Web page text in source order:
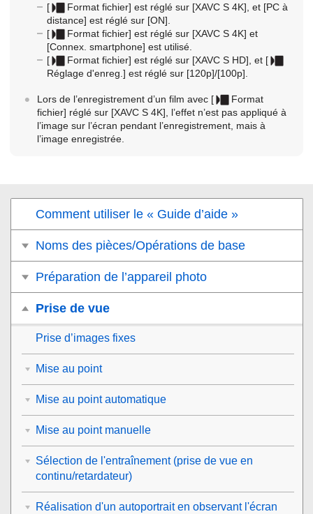
[
Format fichier] est réglé sur [XAVC S 4K], et [PC à
distance] est réglé sur [ON].
[
Format fichier] est réglé sur [XAVC S 4K] et
[Connex. smartphone] est utilisé.
[
Format fichier] est réglé sur [XAVC S HD], et [
Réglage d'enreg.] est réglé sur [120p]/[100p].
Lors de l’enregistrement d’un film avec [
Format
fichier] réglé sur [XAVC S 4K] , l’effet n’est pas appliqué à
l’image sur l’écran pendant l’enregistrement, mais à
l’image enregistrée.
Comment utiliser le « Guide d’aide »
Noms des pièces/Opérations de base
Préparation de l’appareil photo
Prise de vue
Prise d’images fixes
Mise au point
Mise au point automatique
Mise au point manuelle
Sélection de l'entraînement (prise de vue en
continu/retardateur)
Réalisation d'un autoportrait en observant l'écran